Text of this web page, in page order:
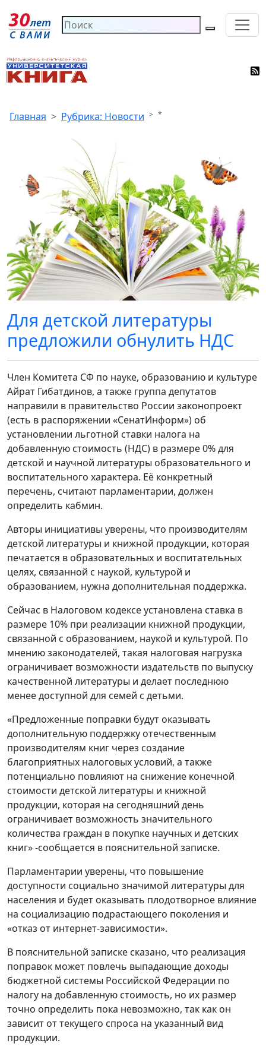
Главная Рубрика: Новости *
Для детской литературы
предложили обнулить НДС
Член Комитета СФ по науке, образованию и культуре
Айрат Гибатдинов, а также группа депутатов
направили в правительство России законопроект
(есть в распоряжении «СенатИнформ») об
установлении льготной ставки налога на
добавленную стоимость (НДС) в размере 0% для
детской и научной литературы образовательного и
воспитательного характера. Её конкретный
перечень, считают парламентарии, должен
определить кабмин.
Авторы инициативы уверены, что производителям
детской литературы и книжной продукции, которая
печатается в образовательных и воспитательных
целях, связанной с наукой, культурой и
образованием, нужна дополнительная поддержка.
Сейчас в Налоговом кодексе установлена ставка в
размере 10% при реализации книжной продукции,
связанной с образованием, наукой и культурой. По
мнению законодателей, такая налоговая нагрузка
ограничивает возможности издательств по выпуску
качественной литературы и делает последнюю
менее доступной для семей с детьми.
«Предложенные поправки будут оказывать
дополнительную поддержку отечественным
производителям книг через создание
благоприятных налоговых условий, а также
потенциально повлияют на снижение конечной
стоимости детской литературы и книжной
продукции, которая на сегодняшний день
ограничивает возможность значительного
количества граждан в покупке научных и детских
книг» -сообщается в пояснительной записке.
Парламентарии уверены, что повышение
доступности социально значимой литературы для
населения и будет оказывать плодотворное влияние
на социализацию подрастающего поколения и
«отказ от интернет-зависимости».
В пояснительной записке сказано, что реализация
поправок может повлечь выпадающие доходы
бюджетной системы Российской Федерации по
налогу на добавленную стоимость, но их размер
точно определить пока невозможно, так как он
зависит от текущего спроса на указанный вид
продукции.